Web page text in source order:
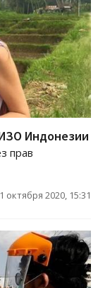
Индонезии
прав
октября 2020, 15:31